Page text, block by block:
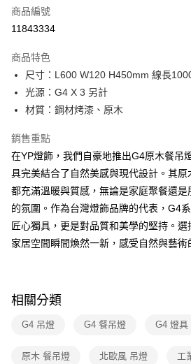
LINE Pay
街口支付
悠遊付
全盈+PAY
AFTEE先享後付
相關說明
【關於「AFTEE先享後付」】
AFTEE先享後付是「在收到商品之後才付款」
便利好安心！
１．簡單：不需註冊會員、不需綁卡、不需儲
【「AFTEE先享後付」結帳流程】
１．於結帳方式選擇「AFTEE先享後付」後，
結帳頁面，進行簡訊認證並確認金額後，即可
ATM／網路銀行／等多元方式進行付款，方視
每筆NT$180，滿NT$5,000(含以上)免運費
商品編號
11843334
商品特色
尺寸：L600 W120 H450mm 線長
光源：G4 X 3 另計
材質：鋼材烤漆、原木
銷售重點
在YP燈飾，我們自豪地推出G4原木餐吊
具完美結合了自然美感與現代設計。其原
都充滿溫暖與質感，無論是家庭聚餐還是
的氛圍。作為台灣燈飾品牌的代表，G4
匠心獨具，更是對品質和美學的堅持。
家居空間瞬間煥然一新，感受自然與藝術
相關分類
G4 吊燈 G4 餐吊燈 G4 燈具
原木 餐吊燈 北歐風 吊燈 工